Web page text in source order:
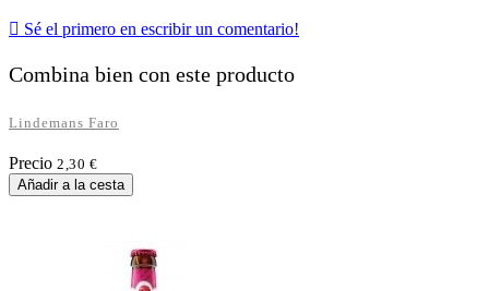
 Sé el primero en escribir un comentario!
Combina bien con este producto
Lindemans Faro
Precio 2,30 €
Añadir a la cesta